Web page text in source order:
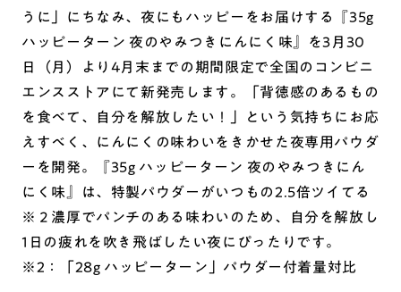
うに」にちなみ、夜にもハッピーをお届けする『35g
ハッピーターン 夜のやみつきにんにく味』を3月30
日（月）より4月末までの期間限定で全国のコンビニ
エンスストアにて新発売します。「背徳感のあるもの
を食べて、自分を解放したい！」という気持ちにお応
えすべく、にんにくの味わいをきかせた夜専用パウダ
ーを開発。『35g ハッピーターン 夜のやみつきにん
にく味』は、特製パウダーがいつもの2.5倍ツイてる
※２濃厚でパンチのある味わいのため、自分を解放し
1日の疲れを吹き飛ばしたい夜にぴったりです。
※2：「28g ハッピーターン」パウダー付着量対比